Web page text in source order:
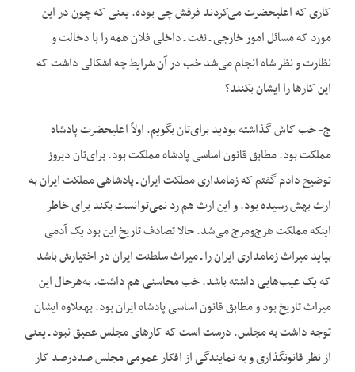
کاری که اعلی‏حضرت می‌کردند فرقش چی بوده. یعنی که چون در این
مورد که مسائل امور خارجی ـ نفت ـ داخلی فلان همه را با دخالت و
نظارت و نظر شاه انجام می‌شد خب در آن شرایط چه اشکالی داشت که
این کارها را ایشان بکنند؟
ج- خب کاش گذاشته بودید برای‌تان بگویم. اولاً اعلی‏حضرت پادشاه
مملکت بود. مطابق قانون اساسی پادشاه مملکت بود. برای‌تان دیروز
توضیح دادم گفتم که زمامداری مملکت ایران ـ پادشاهی مملکت ایران به
ارث بهش رسیده بود. و این ارث هم رد نمی‌توانست بکند برای خاطر
این‏که مملکت هرج‌ومرج می‌شد. حالا تصادف تاریخ این بود یک آدمی
بیاید میراث زمامداری ایران را ـ میراث سلطنت ایران در اختیارش باشد
که یک عیب‌هایی داشته باشد. خب محاسنی هم داشت. به‌هرحال این
میراث تاریخ بود و مطابق قانون اساسی پادشاه ایران بود. به‏علاوه ایشان
توجه داشت به مجلس. درست است که کارهای مجلس عمیق نبود ـ یعنی
از نظر قانونگذاری و به نمایندگی از افکار عمومی مجلس صددرصد کار